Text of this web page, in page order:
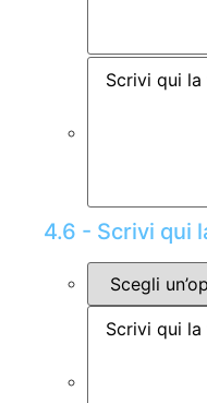
4.6 - Scrivi qui